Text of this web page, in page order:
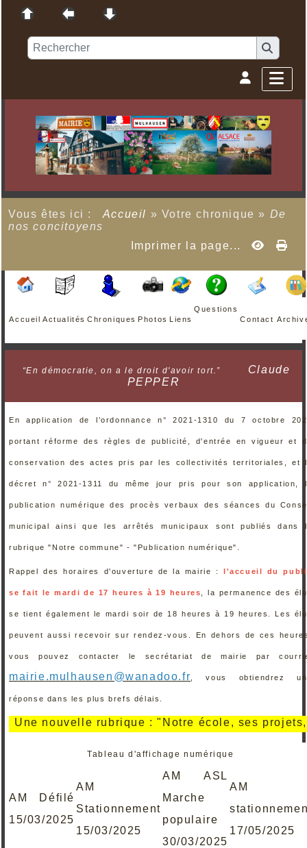
Vous êtes ici : Accueil » Votre chronique » De
nos concitoyens
Imprimer la page...
Accueil Actualités Chroniques Photos Liens
Questions
Contact
“En démocratie, on a le droit d'avoir tort.”
Claude
PEPPER
En application de l’ordonnance n° 2021-1310 du 7 octobre
portant réforme des règles de publicité, d'entrée en vigueur et
conservation des actes pris par les collectivités territoriales, et
décret n° 2021-1311 du même jour pris pour son application,
publication numérique des procès verbaux des séances du
municipal ainsi que les arrêtés municipaux sont publiés dans
rubrique "Notre commune" - "Publication numérique".
Rappel des horaires d'ouverture de la mairie : l'accueil du
se fait le mardi de 17 heures à 19 heures , la permanence des
se tient également le mardi soir de 18 heures à 19 heures. Les
peuvent aussi recevoir sur rendez-vous. En dehors de ces
vous pouvez contacter le secrétariat de mairie par
mairie.mulhausen@wanadoo.fr , vous obtiendrez
réponse dans les plus brefs délais.
nouvelle rubrique : "Notre école, ses projets,
Tableau d'affichage numérique
AM Défilé
15/03/2025
AM
Stationnement
15/03/2025
AM ASL
Marche
populaire
30/03/2025
AM
17/05/2025